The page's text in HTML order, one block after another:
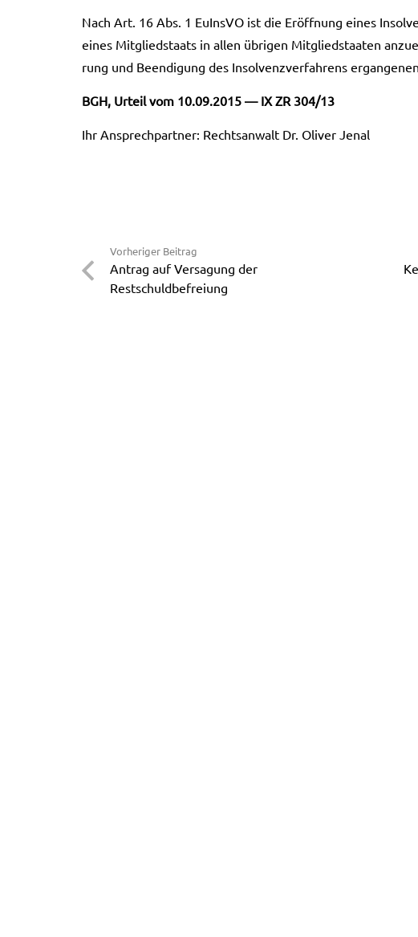
Nach Art. 16 Abs. 1 EuIn­s­VO ist die Eröff­nung eines
eines Mit­glied­staats in allen übri­gen Mit­glied­staa­ten
rung und Been­di­gung des Insol­venz­ver­fah­rens
BGH, Urteil vom 10.09.2015 — IX ZR 304/13
Ihr Ansprech­part­ner: Rechts­an­walt Dr. Oli­ver Jenal
Vorheriger Beitrag
Antrag auf Versagung der
Restschuldbefreiung